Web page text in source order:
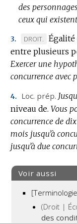
des
ceux qui
3.
MARQUE
DE
DOMAINE
:
DROIT.
Égalité
entre plusieurs
Exercer une
concurrence avec
4. Loc. prép.
niveau de. Vous
concurrence de
mois jusqu’à
jusqu’à due
Voir aussi
(Droit |
des